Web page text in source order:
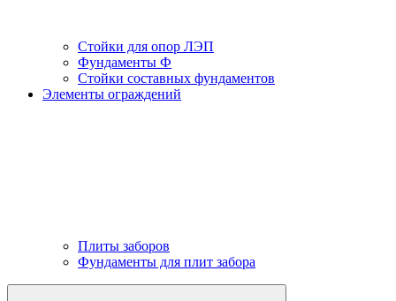
Стойки для опор ЛЭП
Фундаменты Ф
Стойки составных фундаментов
Элементы ограждений
Плиты заборов
Фундаменты для плит забора